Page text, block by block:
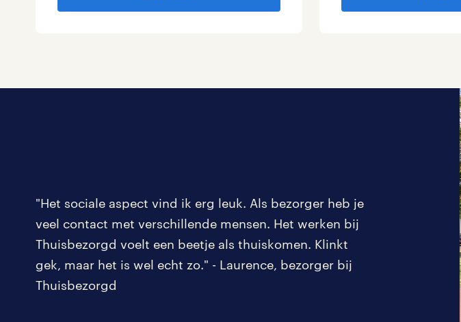
"Het sociale aspect vind ik erg leuk. Als bezorger heb je
veel contact met verschillende mensen. Het werken bij
Thuisbezorgd voelt een beetje als thuiskomen. Klinkt
gek, maar het is wel echt zo." - Laurence, bezorger bij
Thuisbezorgd